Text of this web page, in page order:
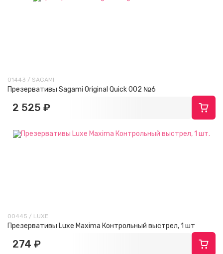
01443 / SAGAMI
Презервативы Sagami Original Quick 002 №6
2 525 ₽
00445 / LUXE
Презервативы Luxe Maxima Контрольный выстрел, 1 шт
274 ₽